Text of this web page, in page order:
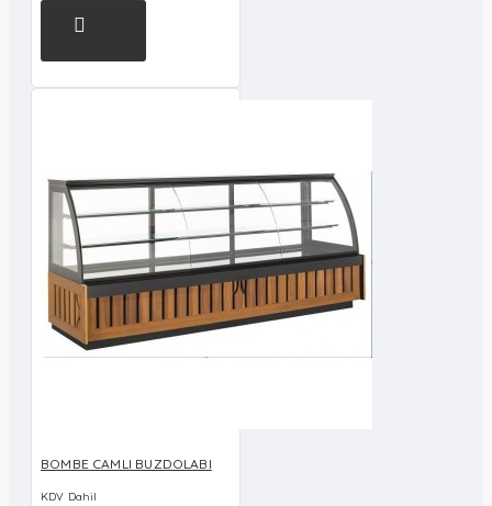
BOMBE CAMLI BUZDOLABI
KDV Dahil